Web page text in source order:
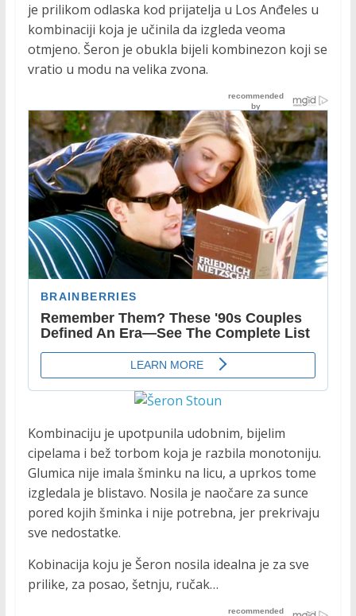
je prilikom odlaska kod prijatelja u Los Anđeles u
kombinaciji koja je učinila da izgleda veoma
otmjeno. Šeron je obukla bijeli kombinezon koji se
vratio u modu na velika zvona.
Kombinaciju je upotpunila udobnim, bijelim
cipelama i bež torbom koja je razbila monotoniju.
Glumica nije imala šminku na licu, a uprkos tome
izgledala je blistavo. Nosila je naočare za sunce
pored kojih šminka i nije potrebna, jer prekrivaju
sve nedostatke.
Kobinacija koju je Šeron nosila idealna je za sve
prilike, za posao, šetnju, ručak…